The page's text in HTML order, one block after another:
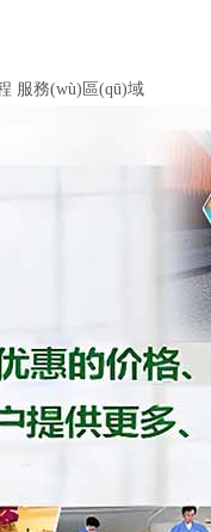
服務(wù)區(qū)域